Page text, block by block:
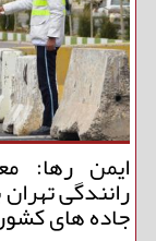
ایمن رها:
رانندگی
جاده های